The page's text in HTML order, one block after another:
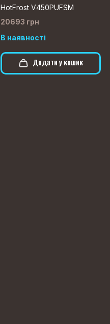
HotFrost V450PUFSM
20693 грн
В наявності
Додати у кошик